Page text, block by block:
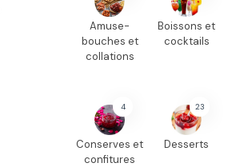
Amuse-
bouches et
collations
Boissons et
cocktails
4
Conserves et
confitures
23
Desserts